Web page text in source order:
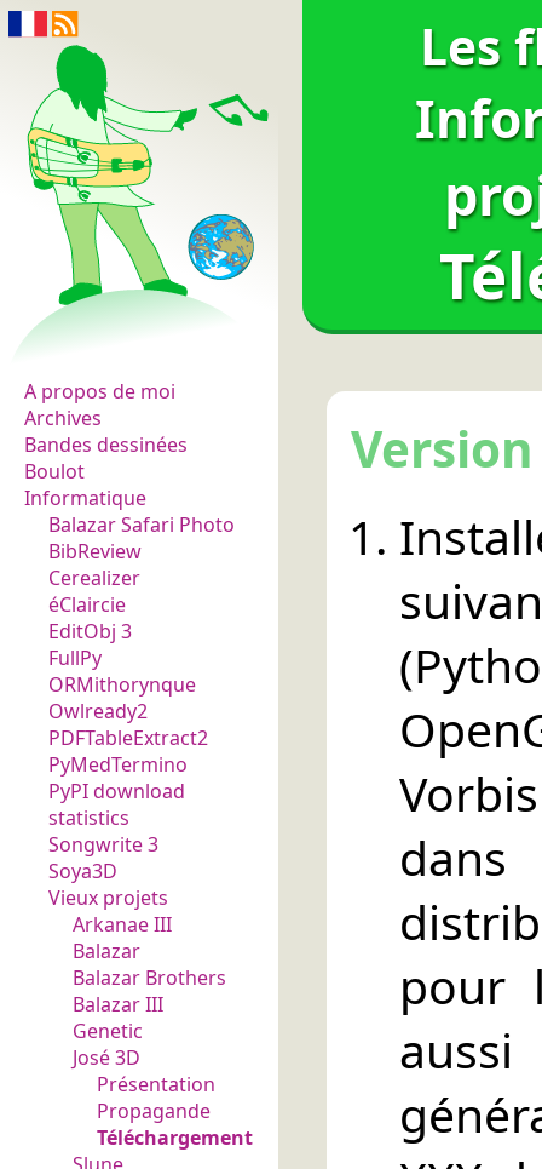
Les fleurs du normal
A propos de moi
Archives
Bandes dessinées
Boulot
Informatique
Balazar Safari Photo
BibReview
Cerealizer
éClaircie
EditObj 3
FullPy
ORMithorynque
Owlready2
PDFTableExtract2
PyMedTermino
PyPI download
statistics
Songwrite 3
Soya3D
Vieux projets
Arkanae III
Balazar
Balazar Brothers
Balazar III
Genetic
José 3D
Présentation
Propagande
Téléchargement
Les
pour